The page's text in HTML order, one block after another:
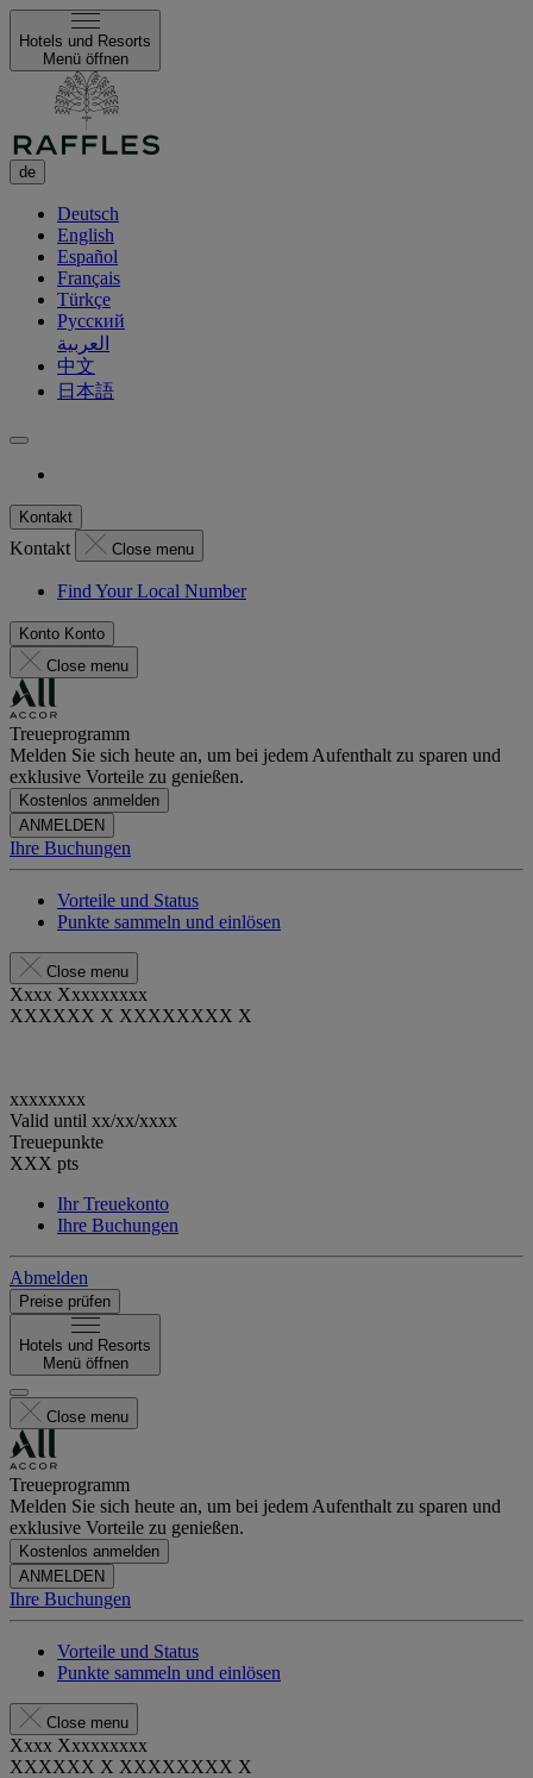
Hotels und Resorts
Menü öffnen
de
Deutsch
English
Español
Français
Türkçe
Русский
العربية
中文
日本語
Kontakt
Kontakt Close menu
Find Your Local Number
Konto Konto
Close menu
Treueprogramm
Melden Sie sich heute an, um bei jedem Aufenthalt zu sparen und
exklusive Vorteile zu genießen.
Kostenlos anmelden
ANMELDEN
Ihre Buchungen
Vorteile und Status
Punkte sammeln und einlösen
Close menu
Xxxx Xxxxxxxxx
XXXXXX X XXXXXXXX X
xxxxxxxx
Valid until xx/xx/xxxx
Treuepunkte
XXX pts
Ihr Treuekonto
Ihre Buchungen
Abmelden
Preise prüfen
Hotels und Resorts
Menü öffnen
Close menu
Treueprogramm
Melden Sie sich heute an, um bei jedem Aufenthalt zu sparen und
exklusive Vorteile zu genießen.
Kostenlos anmelden
ANMELDEN
Ihre Buchungen
Vorteile und Status
Punkte sammeln und einlösen
Close menu
Xxxx Xxxxxxxxx
XXXXXX X XXXXXXXX X